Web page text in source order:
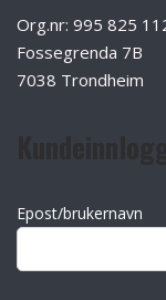
Org.nr: 995 825
Fossegrenda 7B
7038 Trondheim
Epost/brukernavn